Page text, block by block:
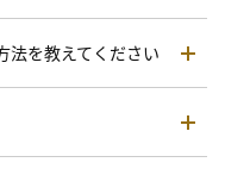
法を教えてください